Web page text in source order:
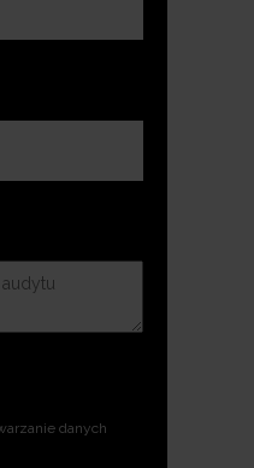
danych